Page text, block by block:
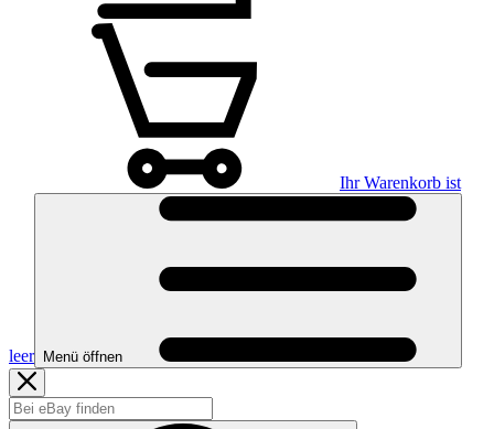
Ihr Warenkorb ist
leer Menü öffnen